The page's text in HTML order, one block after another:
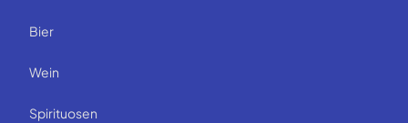
Bier
Wein
Spirituosen